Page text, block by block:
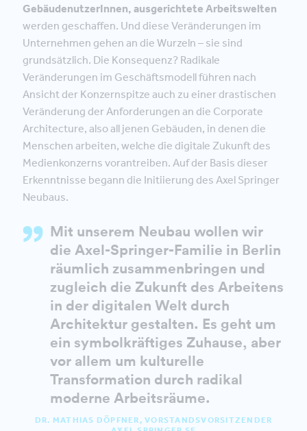
GebäudenutzerInnen, ausgerichtete Arbeitswelten
werden geschaffen. Und diese Veränderungen im
Unternehmen gehen an die Wurzeln – sie sind
grundsätzlich. Die Konsequenz? Radikale
Veränderungen im Geschäftsmodell führen nach
Ansicht der Konzernspitze auch zu einer drastischen
Veränderung der Anforderungen an die Corporate
Architecture, also all jenen Gebäuden, in denen die
Menschen arbeiten, welche die digitale Zukunft des
Medienkonzerns vorantreiben. Auf der Basis dieser
Erkenntnisse begann die Initiierung des Axel Springer
Neubaus.
Mit unserem Neubau wollen wir
die Axel-Springer-Familie in Berlin
räumlich zusammenbringen und
zugleich die Zukunft des Arbeitens
in der digitalen Welt durch
Architektur gestalten. Es geht um
ein symbolkräftiges Zuhause, aber
vor allem um kulturelle
Transformation durch radikal
moderne Arbeitsräume.
DR. MATHIAS DÖPFNER, VORSTANDSVORSITZENDER